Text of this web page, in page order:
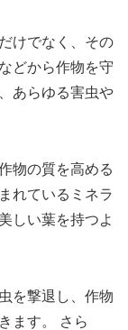
けでなく、その
どから作物を守
あらゆる害虫や
物の質を高める
れているミネラ
しい葉を持つよ
を撃退し、作物
ます。 さら